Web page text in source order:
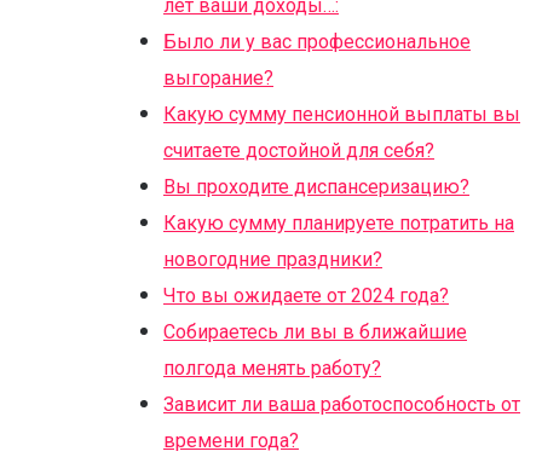
лет ваши доходы…:
Было ли у вас профессиональное
выгорание?
Какую сумму пенсионной выплаты вы
считаете достойной для себя?
Вы проходите диспансеризацию?
Какую сумму планируете потратить на
новогодние праздники?
Что вы ожидаете от 2024 года?
Собираетесь ли вы в ближайшие
полгода менять работу?
Зависит ли ваша работоспособность от
времени года?